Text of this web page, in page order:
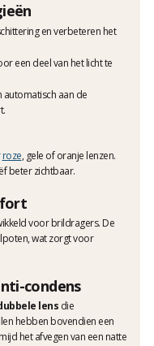
en verbeteren het
een deel van het licht te
automatisch aan de
roze, gele of oranje lenzen.
beter zichtbaar.
voor brildragers. De
wat zorgt voor
condens
lens die
hebben bovendien een
het afvegen van een natte